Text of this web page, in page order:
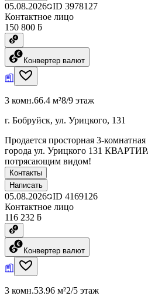
05.08.2026 ID 3978127
Контактное лицо
150 800 ƃ
Конвертер валют
3 комн.66.4 м²8/9 этаж
г. Бобруйск, ул. Урицкого, 131
Продается просторная 3-
города ул. Урицкого 131
потрясающим видом!
Контакты
Написать
05.08.2026 ID 4169126
Контактное лицо
116 232 ƃ
Конвертер валют
3 комн.53.96 м²2/5 этаж